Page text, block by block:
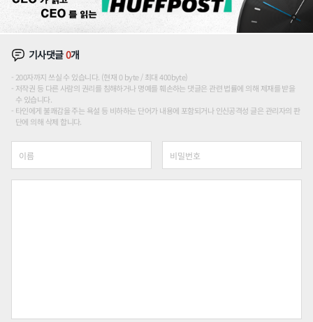
기사댓글0개
200자까지 쓰실 수 있습니다. (현재 0 byte / 최대 400byte)
저작권 등 다른 사람의 권리를 침해하거나 명예를 훼손하는 댓글은 관련 법률에 의해 제재를 받을
수 있습니다.
타인에게 불쾌감을 주는 욕설 등 비하하는 단어가 내용에 포함되거나 인신공격성 글은 관리자의 판
단에 의해 삭제 합니다.